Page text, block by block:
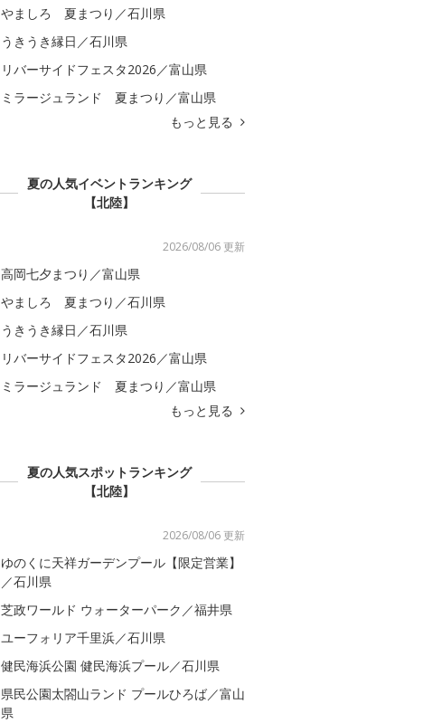
やましろ 夏まつり／石川県
うきうき縁日／石川県
リバーサイドフェスタ2026／富山県
ミラージュランド 夏まつり／富山県
もっと見る
夏の人気イベントランキング
【北陸】
2026/08/06 更新
高岡七夕まつり／富山県
やましろ 夏まつり／石川県
うきうき縁日／石川県
リバーサイドフェスタ2026／富山県
ミラージュランド 夏まつり／富山県
もっと見る
夏の人気スポットランキング
【北陸】
2026/08/06 更新
ゆのくに天祥ガーデンプール【限定営業】
／石川県
芝政ワールド ウォーターパーク／福井県
ユーフォリア千里浜／石川県
健民海浜公園 健民海浜プール／石川県
県民公園太閤山ランド プールひろば／富山
県